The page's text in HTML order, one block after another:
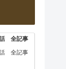
全記事
全記事